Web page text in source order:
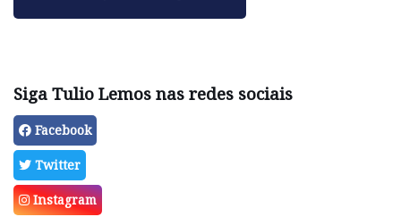
Siga Tulio Lemos nas redes sociais
Facebook
Twitter
Instagram